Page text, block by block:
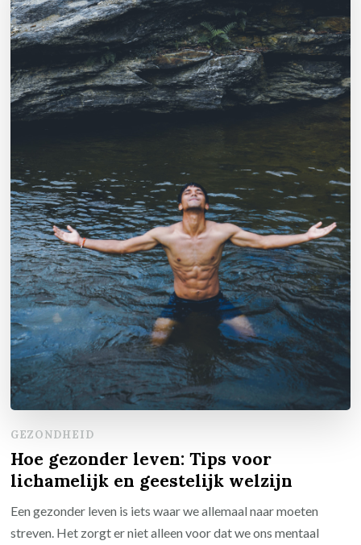
GEZONDHEID
Hoe gezonder leven: Tips voor
lichamelijk en geestelijk welzijn
Een gezonder leven is iets waar we allemaal naar moeten
streven. Het zorgt er niet alleen voor dat we ons mentaal